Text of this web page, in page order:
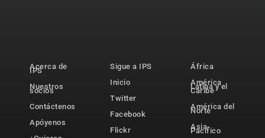
Acerca de
IPS
Nuestros
socios
Contáctenos
Apóyenos
Sigue a IPS
Inicio
Twitter
Facebook
Flickr
África
América
Latina y el
Caribe
América del
Norte
Asia-
Pacífico